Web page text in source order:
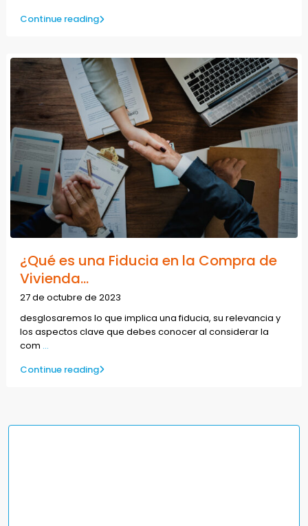
Continue reading
¿Qué es una Fiducia en la Compra de
Vivienda...
27 de octubre de 2023
desglosaremos lo que implica una fiducia, su relevancia y
los aspectos clave que debes conocer al considerar la
com ...
Continue reading